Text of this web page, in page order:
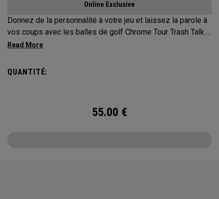
Online Exclusive
Donnez de la personnalité à votre jeu et laissez la parole à
vos coups avec les balles de golf Chrome Tour Trash Talk.
Conçues pour les golfeurs dont les mots frappent encore
QUANTITÉ:
55.00 €